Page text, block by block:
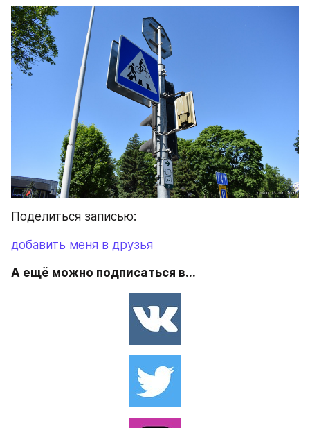
Поделиться записью:
добавить меня в друзья
А ещё можно подписаться в...